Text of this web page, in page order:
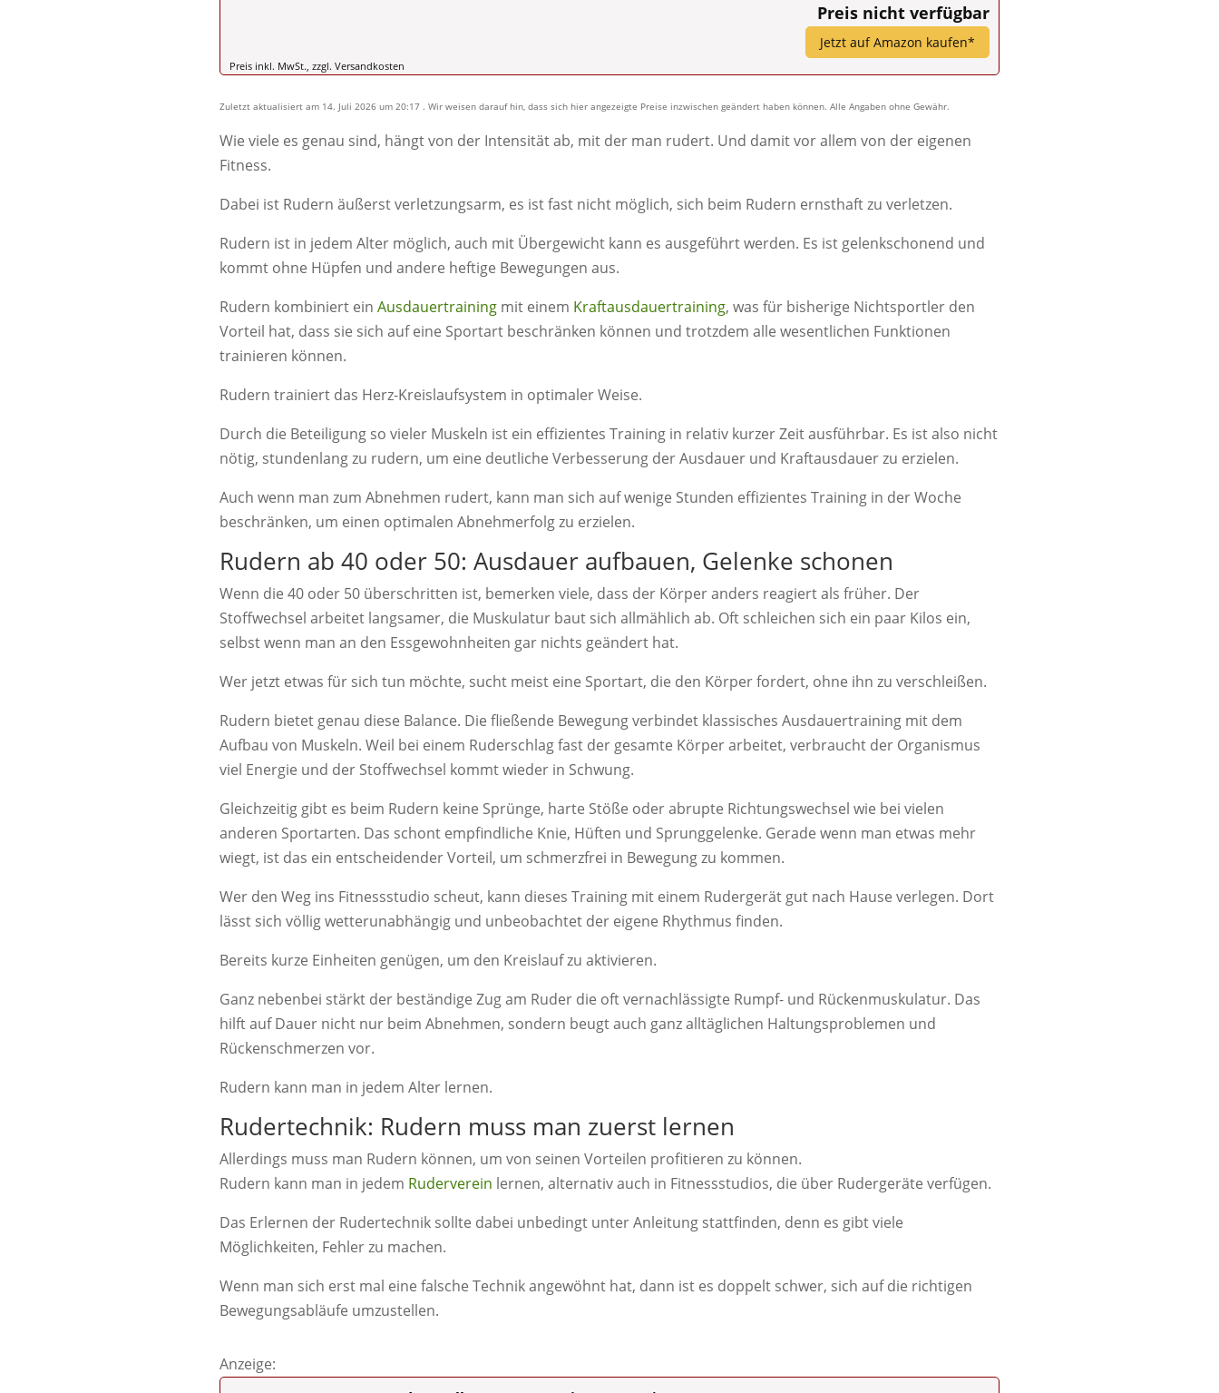
Preis nicht verfügbar
Jetzt auf Amazon kaufen*
Preis inkl. MwSt., zzgl. Versandkosten
Zuletzt aktualisiert am 14. Juli 2026 um 20:17 . Wir weisen darauf hin, dass sich hier angezeigte Preise inzwischen geändert haben können. Alle Angaben ohne Gewähr.
Wie viele es genau sind, hängt von der Intensität ab, mit der man rudert. Und damit vor allem von der eigenen
Fitness.
Dabei ist Rudern äußerst verletzungsarm, es ist fast nicht möglich, sich beim Rudern ernsthaft zu verletzen.
Rudern ist in jedem Alter möglich, auch mit Übergewicht kann es ausgeführt werden. Es ist gelenkschonend und
kommt ohne Hüpfen und andere heftige Bewegungen aus.
Rudern kombiniert ein Ausdauertrainingmit einem Kraftausdauertraining, was für bisherige Nichtsportler den
Vorteil hat, dass sie sich auf eine Sportart beschränken können und trotzdem alle wesentlichen Funktionen
trainieren können.
Rudern trainiert das Herz-Kreislaufsystem in optimaler Weise.
Durch die Beteiligung so vieler Muskeln ist ein effizientes Training in relativ kurzer Zeit ausführbar. Es ist also nicht
nötig, stundenlang zu rudern, um eine deutliche Verbesserung der Ausdauer und Kraftausdauer zu erzielen.
Auch wenn man zum Abnehmen rudert, kann man sich auf wenige Stunden effizientes Training in der Woche
beschränken, um einen optimalen Abnehmerfolg zu erzielen.
Rudern ab 40 oder 50: Ausdauer aufbauen, Gelenke schonen
Wenn die 40 oder 50 überschritten ist, bemerken viele, dass der Körper anders reagiert als früher. Der
Stoffwechsel arbeitet langsamer, die Muskulatur baut sich allmählich ab. Oft schleichen sich ein paar Kilos ein,
selbst wenn man an den Essgewohnheiten gar nichts geändert hat.
Wer jetzt etwas für sich tun möchte, sucht meist eine Sportart, die den Körper fordert, ohne ihn zu verschleißen.
Rudern bietet genau diese Balance. Die fließende Bewegung verbindet klassisches Ausdauertraining mit dem
Aufbau von Muskeln. Weil bei einem Ruderschlag fast der gesamte Körper arbeitet, verbraucht der Organismus
viel Energie und der Stoffwechsel kommt wieder in Schwung.
Gleichzeitig gibt es beim Rudern keine Sprünge, harte Stöße oder abrupte Richtungswechsel wie bei vielen
anderen Sportarten. Das schont empfindliche Knie, Hüften und Sprunggelenke. Gerade wenn man etwas mehr
wiegt, ist das ein entscheidender Vorteil, um schmerzfrei in Bewegung zu kommen.
Wer den Weg ins Fitnessstudio scheut, kann dieses Training mit einem Rudergerät gut nach Hause verlegen. Dort
lässt sich völlig wetterunabhängig und unbeobachtet der eigene Rhythmus finden.
Bereits kurze Einheiten genügen, um den Kreislauf zu aktivieren.
Ganz nebenbei stärkt der beständige Zug am Ruder die oft vernachlässigte Rumpf- und Rückenmuskulatur. Das
hilft auf Dauer nicht nur beim Abnehmen, sondern beugt auch ganz alltäglichen Haltungsproblemen und
Rückenschmerzen vor.
Rudern kann man in jedem Alter lernen.
Rudertechnik: Rudern muss man zuerst lernen
Allerdings muss man Rudern können, um von seinen Vorteilen profitieren zu können.
Rudern kann man in jedem Ruderverein lernen, alternativ auch in Fitnessstudios, die über Rudergeräte verfügen.
Das Erlernen der Rudertechnik sollte dabei unbedingt unter Anleitung stattfinden, denn es gibt viele
Möglichkeiten, Fehler zu machen.
Wenn man sich erst mal eine falsche Technik angewöhnt hat, dann ist es doppelt schwer, sich auf die richtigen
Bewegungsabläufe umzustellen.
Anzeige: